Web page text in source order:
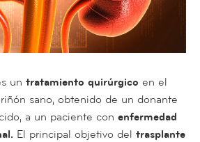
un tratamiento quirúrgico en el
sano, obtenido de un donante
a un paciente con enfermedad
El principal objetivo del trasplante